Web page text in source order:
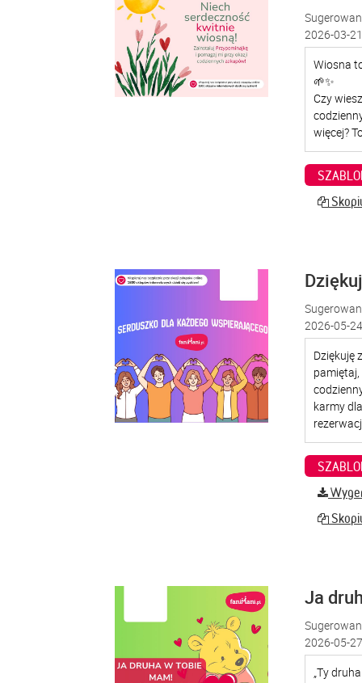
2026-03-
2026-05-
Ja
2026-05-